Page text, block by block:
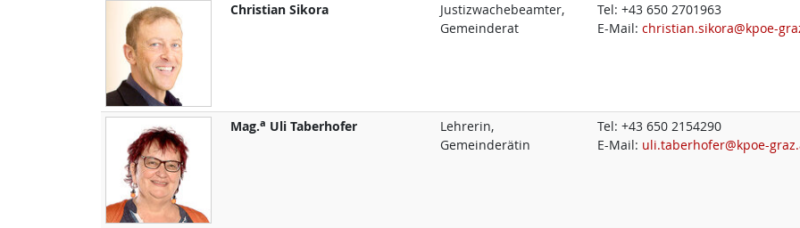
Christian Sikora
Justizwachebeamter,
Gemeinderat
Tel:+43 650 2701963
E-Mail:christian.sikora@kpoe-
Mag.a Uli Taberhofer
Lehrerin,
Gemeinderätin
Tel:+43 650 2154290
E-Mail: uli.taberhofer@kpoe-